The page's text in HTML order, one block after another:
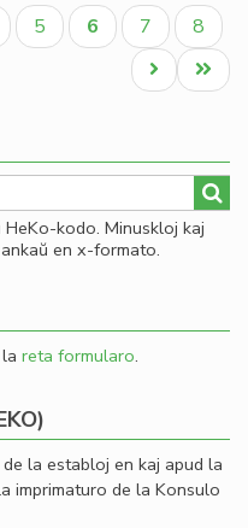
la
Paĝo
5
Aktuala
paĝo
6 Paĝo
7 Paĝo
8
Last
page
Next
page
kodo. Minuskloj kaj
en x-formato.
reta formularo.
la establoj en kaj apud la
imprimaturo de la Konsulo